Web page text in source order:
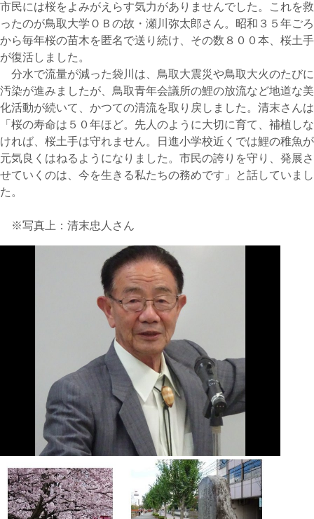
市民には桜をよみがえらす気力がありませんでした。これを救
ったのが鳥取大学ＯＢの故・瀬川弥太郎さん。昭和３５年ごろ
から毎年桜の苗木を匿名で送り続け、その数８００本、桜土手
が復活しました。
分水で流量が減った袋川は、鳥取大震災や鳥取大火のたびに
汚染が進みましたが、鳥取青年会議所の鯉の放流など地道な美
化活動が続いて、かつての清流を取り戻しました。清末さんは
「桜の寿命は５０年ほど。先人のように大切に育て、補植しな
ければ、桜土手は守れません。日進小学校近くでは鯉の稚魚が
元気良くはねるようになりました。市民の誇りを守り、発展さ
せていくのは、今を生きる私たちの務めです」と話していまし
た。
※写真上：清末忠人さん